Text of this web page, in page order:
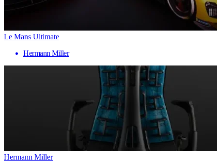
Le Mans Ultimate
Hermann Miller
Hermann Miller